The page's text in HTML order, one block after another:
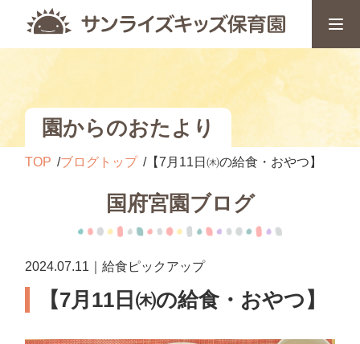
園からのおたより
TOP ブログトップ 【7月11日㈭の給食・おやつ】
国府宮園ブログ
2024.07.11｜給食ピックアップ
【7月11日㈭の給食・おやつ】